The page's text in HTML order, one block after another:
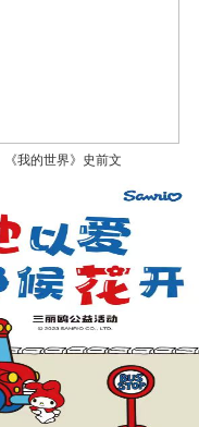
《我的世界》史前文